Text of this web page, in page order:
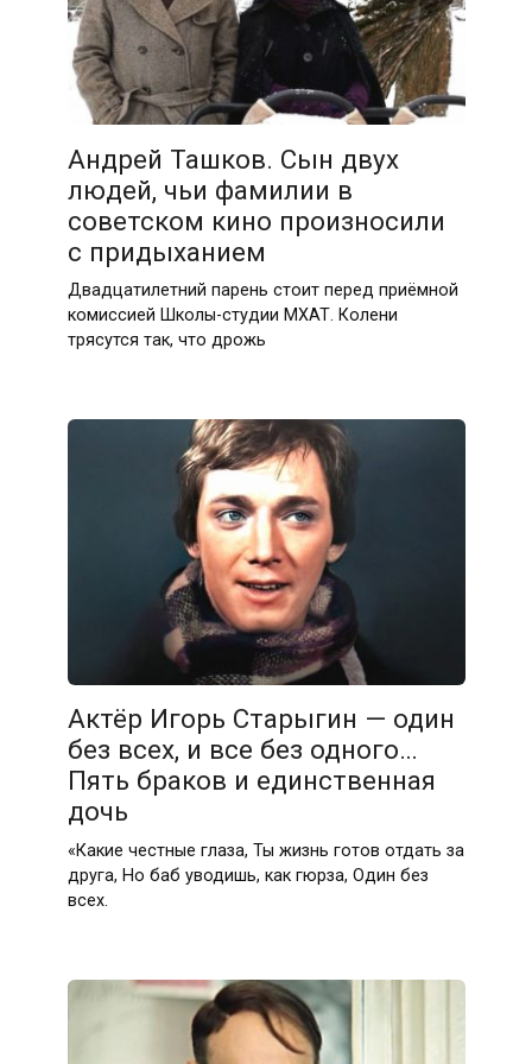
Андрей Ташков. Сын двух
людей, чьи фамилии в
советском кино произносили
с придыханием
Двадцатилетний парень стоит перед приёмной
комиссией Школы-студии МХАТ. Колени
трясутся так, что дрожь
Актёр Игорь Старыгин — один
без всех, и все без одного…
Пять браков и единственная
дочь
«Какие честные глаза, Ты жизнь готов отдать за
друга, Но баб уводишь, как гюрза, Один без
всех.